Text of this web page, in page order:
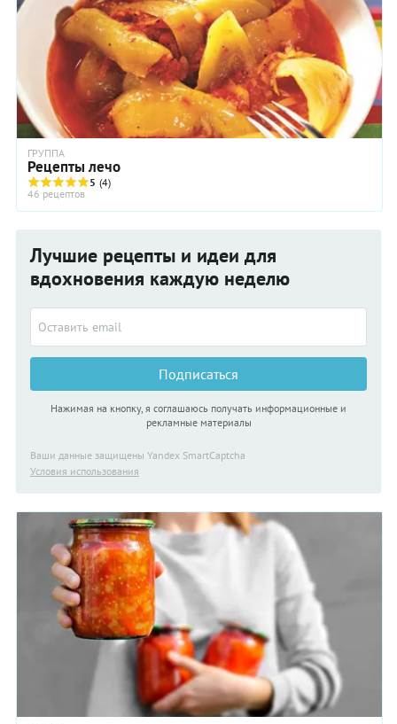
ГРУППА
Рецепты лечо
5 (4)
46 рецептов
Лучшие рецепты и идеи для
вдохновения каждую неделю
Подписаться
Нажимая на кнопку, я соглашаюсь получать информационные и
рекламные материалы
Ваши данные защищены Yandex SmartCaptcha
Условия использования